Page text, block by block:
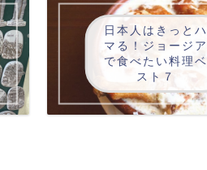
日本人はきっとハ
マる！ジョージア
で食べたい料理ベ
スト７